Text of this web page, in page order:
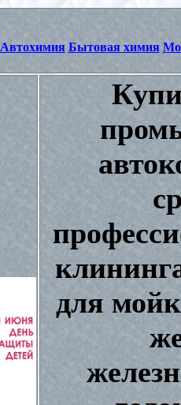
Автохимия Бытовая химия
для